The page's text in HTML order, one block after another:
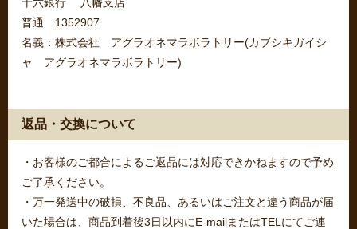
普通 1352907
名義：株式会社 アグラオネマラボラトリー(カブシキガイシ
ャ アグラオネマラボラトリー)
返品・交換について
・お客様のご都合によるご返品には対応できかねますので予め
ご了承ください。
・万一発送中の破損、不良品、あるいはご注文と違う商品が届
いた場合は、商品到着後3日以内にE-mailまたはTELにてご連